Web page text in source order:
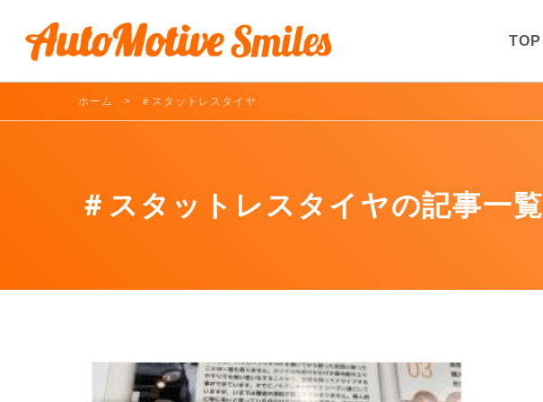
TOP
ホーム ＃スタットレスタイヤ
＃スタットレスタイヤの記事一覧